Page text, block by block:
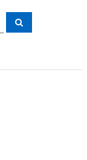
S
e